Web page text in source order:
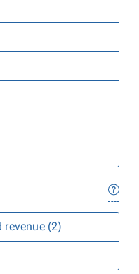
revenue (2)